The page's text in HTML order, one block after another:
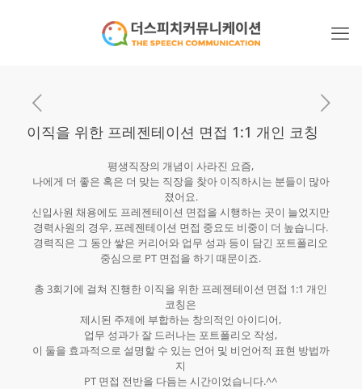
이직을 위한 프레젠테이션 면접 1:1 개인 코칭
평생직장의 개념이 사라진 요즘,
나에게 더 좋은 혹은 더 맞는 직장을 찾아 이직하시는 분들이 많아
졌어요.
신입사원 채용에도 프레젠테이션 면접을 시행하는 곳이 늘었지만
경력사원의 경우, 프레젠테이션 면접 중요도 비중이 더 높습니다.
경력직은 그 동안 쌓은 커리어와 업무 성과 등이 담긴 포트폴리오
중심으로 PT 면접을 하기 때문이죠.
총 3회기에 걸쳐 진행한 이직을 위한 프레젠테이션 면접 1:1 개인
코칭은
제시된 주제에 부합하는 창의적인 아이디어,
업무 성과가 잘 드러나는 포트폴리오 작성,
이 둘을 효과적으로 설명할 수 있는 언어 및 비언어적 표현 방법까
지
PT 면접 전반을 다듬는 시간이었습니다.^^